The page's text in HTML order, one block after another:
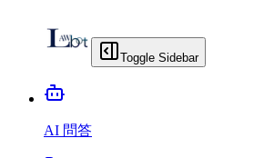
Toggle Sidebar
AI 問答